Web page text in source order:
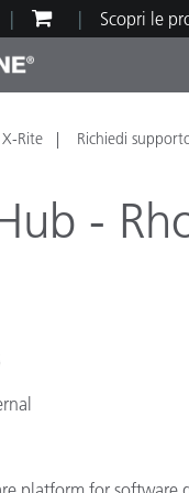
Scopri le
Rite Richiedi
-